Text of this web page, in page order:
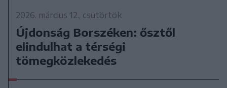
2026. március 12., csütörtök
Újdonság Borszéken: ősztől
elindulhat a térségi
tömegközlekedés